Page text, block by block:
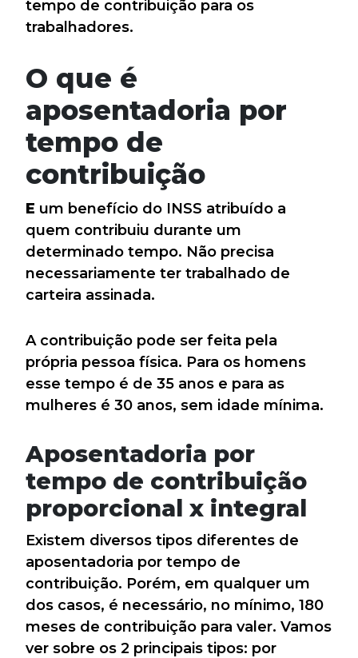
tempo de contribuição para os
trabalhadores.
O que é
aposentadoria por
tempo de
contribuição
E um benefício do INSS atribuído a
quem contribuiu durante um
determinado tempo. Não precisa
necessariamente ter trabalhado de
carteira assinada.
A contribuição pode ser feita pela
própria pessoa física. Para os homens
esse tempo é de 35 anos e para as
mulheres é 30 anos, sem idade mínima.
Aposentadoria por
tempo de contribuição
proporcional x integral
Existem diversos tipos diferentes de
aposentadoria por tempo de
contribuição. Porém, em qualquer um
dos casos, é necessário, no mínimo, 180
meses de contribuição para valer. Vamos
ver sobre os 2 principais tipos: por